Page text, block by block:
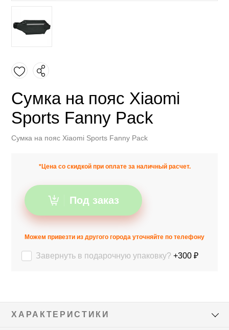
Сумка на пояс Xiaomi
Sports Fanny Pack
Сумка на пояс Xiaomi Sports Fanny Pack
*Цена со скидкой при оплате за наличный расчет.
Под заказ
Можем привезти из другого города уточняйте по телефону
Завернуть в подарочную упаковку? +300 ₽
ХАРАКТЕРИСТИКИ